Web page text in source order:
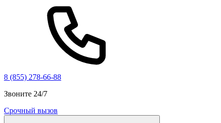
8 (855) 278-66-88
Звоните 24/7
Срочный вызов